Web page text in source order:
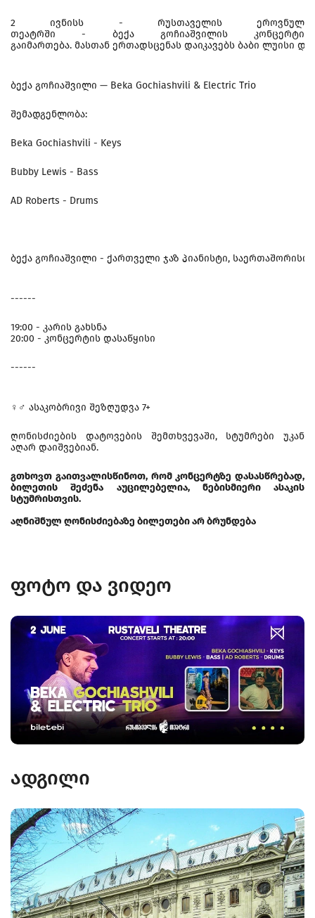
2 ივნისს - რუსთაველის ეროვნულ
თეატრში - ბექა გოჩიაშვილის კონცერტი
გაიმართება. მასთან ერთადსცენას დაიკავებს ბაბი ლუისი
ბექა გოჩიაშვილი — Beka Gochiashvili & Electric Trio
შემადგენლობა:
Beka Gochiashvili - Keys
Bubby Lewis - Bass
AD Roberts - Drums
ბექა გოჩიაშვილი - ქართველი ჯაზ პიანისტი,
------
19:00 - კარის გახსნა
20:00 - კონცერტის დასაწყისი
------
♀♂ ასაკობრივი შეზღუდვა 7+
ღონისძიების დატოვების შემთხვევაში, სტუმრები უკან
აღარ დაიშვებიან.
გთხოვთ გაითვალისწინოთ, რომ კონცერტზე დასასწრებად,
ბილეთის შეძენა აუცილებელია, ნებისმიერი ასაკის
სტუმრისთვის.
აღნიშნულ ღონისძიებაზე ბილეთები არ ბრუნდება
ფოტო და ვიდეო
ადგილი